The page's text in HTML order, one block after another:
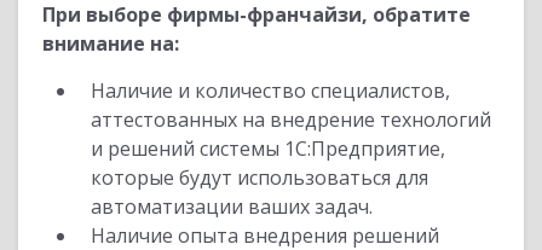
При выборе фирмы-франчайзи, обратите
внимание на:
Наличие и количество специалистов,
аттестованных на внедрение технологий
и решений системы 1С:Предприятие,
которые будут использоваться для
автоматизации ваших задач.
Наличие опыта внедрения решений